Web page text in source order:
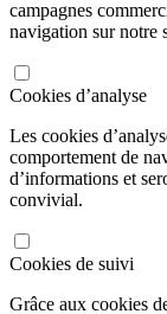
campagnes
navigation sur notre
Cookies d’analyse
Les cookies
comportement de
d’informations et
convivial.
Cookies de suivi
Grâce aux cookies